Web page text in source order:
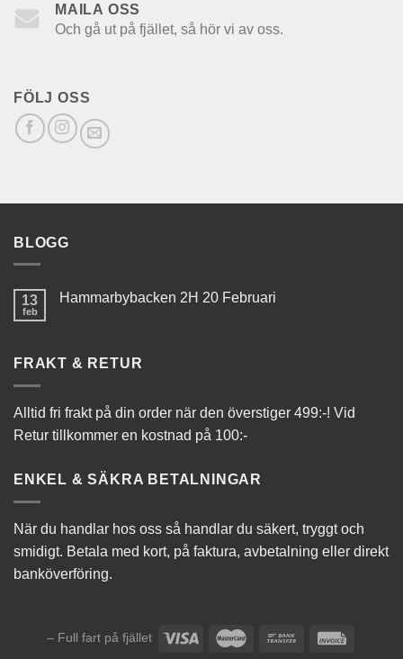
MAILA OSS
Och gå ut på fjället, så hör vi av oss.
FÖLJ OSS
BLOGG
13
feb
Hammarbybacken 2H 20 Februari
FRAKT & RETUR
Alltid fri frakt på din order när den överstiger 499:-! Vid
Retur tillkommer en kostnad på 100:-
ENKEL & SÄKRA BETALNINGAR
När du handlar hos oss så handlar du säkert, tryggt och
smidigt. Betala med kort, på faktura, avbetalning eller direkt
banköverföring.
– Full fart på fjället